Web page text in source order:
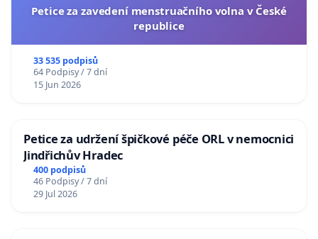
Petice za zavedení menstruačního volna v České
republice
33 535 podpisů
64 Podpisy / 7 dní
15 Jun 2026
Petice za udržení špičkové péče ORL v nemocnici
Jindřichův Hradec
400 podpisů
46 Podpisy / 7 dní
29 Jul 2026